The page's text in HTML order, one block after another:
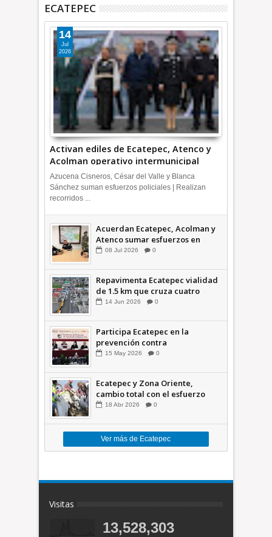
ECATEPEC
Activan ediles de Ecatepec, Atenco y
Acolman operativo intermunicipal
14
Jul
2026
Azucena Cisneros, César del Valle y Blanca
Sánchez suman esfuerzos policiales | Realizan
recorridos ...
Acuerdan Ecatepec, Acolman y
Atenco sumar esfuerzos en
seguridad
08 Jul 2026 0
Repavimenta Ecatepec vialidad
de 1.5 km que cruza cuatro
comunidades +Video
14 Jun 2026 0
Participa Ecatepec en la
prevención contra
inundaciones en el Valle de
15 May 2026 0
Ecatepec y Zona Oriente,
cambio total con el esfuerzo
conjunto: Azucena; retiran 21
18 Abr 2026 0
Ver más de Ecatepec
Visitas
13,528,303